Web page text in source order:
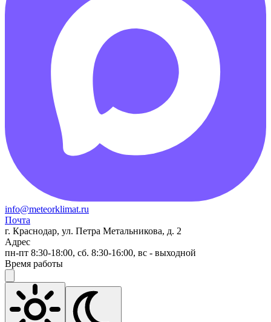
info@meteorklimat.ru
Почта
г. Краснодар, ул. Петра Метальникова, д. 2
Адрес
пн-пт 8:30-18:00, сб. 8:30-16:00, вс - выходной
Время работы